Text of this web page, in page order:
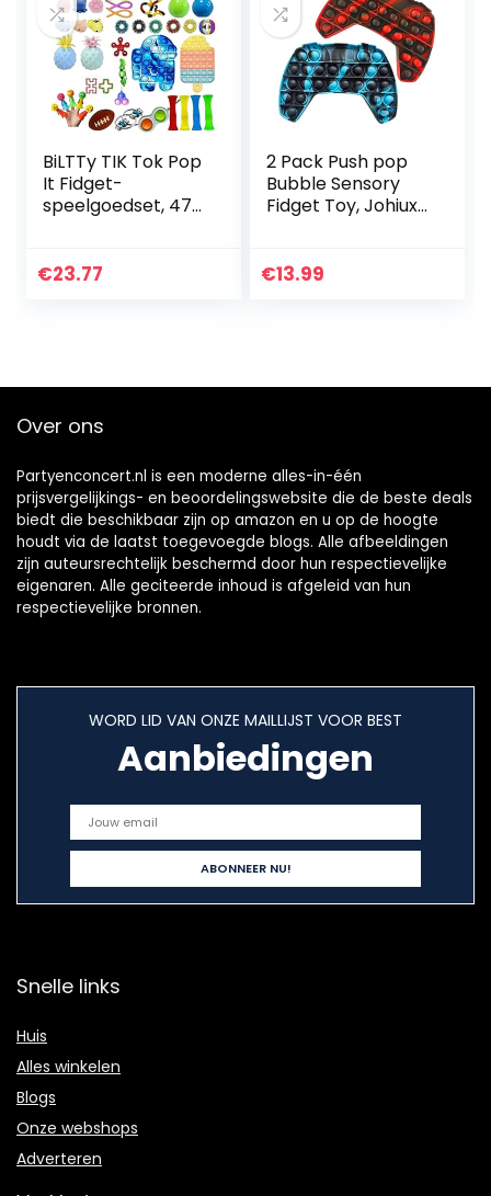
BiLTTy TIK Tok Pop
It Fidget-
speelgoedset, 47-
pop-blaas,
€23.77
2 Pack Push pop
Bubble Sensory
Fidget Toy, Johiux
Noden Sensory
€13.99
Over ons
Partyenconcert.nl is een moderne alles-in-één
prijsvergelijkings- en beoordelingswebsite die de beste deals
biedt die beschikbaar zijn op amazon en u op de hoogte
houdt via de laatst toegevoegde blogs. Alle afbeeldingen
zijn auteursrechtelijk beschermd door hun respectievelijke
eigenaren. Alle geciteerde inhoud is afgeleid van hun
respectievelijke bronnen.
WORD LID VAN ONZE MAILLIJST VOOR BEST
Aanbiedingen
Snelle links
Huis
Alles winkelen
Blogs
Onze webshops
Adverteren